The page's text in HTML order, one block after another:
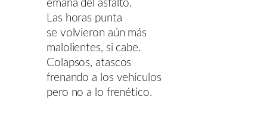
emana del asfalto.
Las horas punta
se volvieron aún más
malolientes, si cabe.
Colapsos, atascos
frenando a los vehículos
pero no a lo frenético.